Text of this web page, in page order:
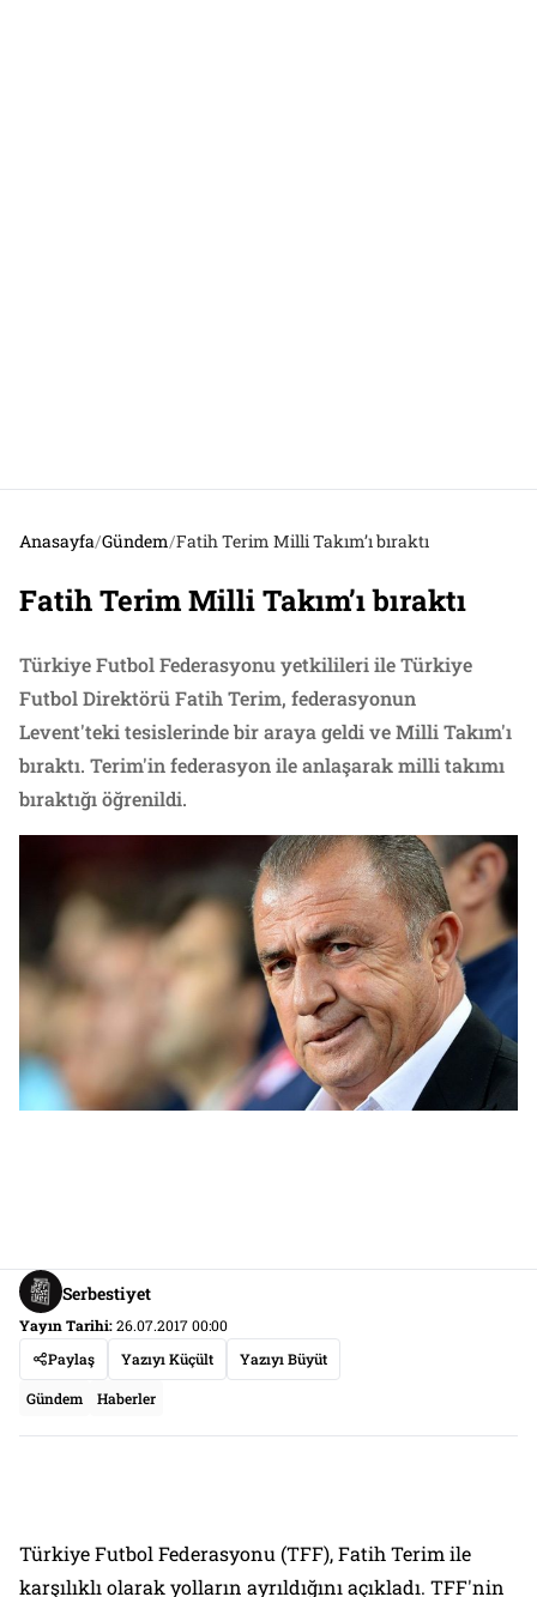
Anasayfa/Gündem/Fatih Terim Milli Takım’ı bıraktı
Fatih Terim Milli Takım’ı bıraktı
Türkiye Futbol Federasyonu yetkilileri ile Türkiye
Futbol Direktörü Fatih Terim, federasyonun
Levent'teki tesislerinde bir araya geldi ve Milli Takım'ı
bıraktı. Terim'in federasyon ile anlaşarak milli takımı
bıraktığı öğrenildi.
Serbestiyet
Yayın Tarihi:26.07.2017 00:00
Paylaş
Yazıyı Küçült Yazıyı Büyüt
Gündem Haberler
Türkiye Futbol Federasyonu (TFF), Fatih Terim ile
karşılıklı olarak yolların ayrıldığını açıkladı. TFF'nin